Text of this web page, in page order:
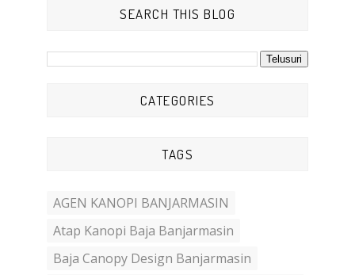
SEARCH THIS BLOG
CATEGORIES
TAGS
AGEN KANOPI BANJARMASIN
Atap Kanopi Baja Banjarmasin
Baja Canopy Design Banjarmasin